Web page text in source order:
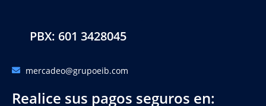
PBX: 601 3428045
mercadeo@grupoeib.com
Realice sus pagos seguros en: